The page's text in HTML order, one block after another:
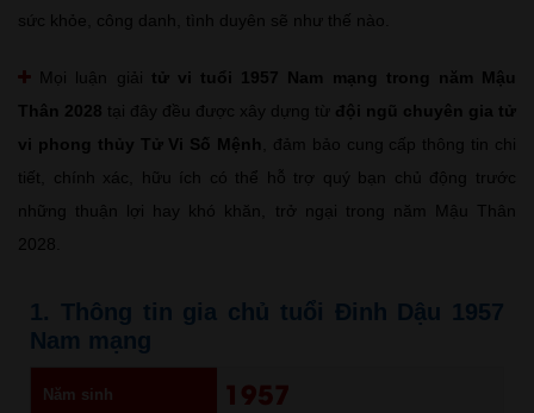
sức khỏe, công danh, tình duyên sẽ như thế nào.
Mọi luận giải tử vi tuổi 1957 Nam mạng trong năm Mậu
Thân 2028 tại đây đều được xây dựng từ đội ngũ chuyên gia tử
vi phong thủy Tử Vi Số Mệnh
, đảm bảo cung cấp thông tin chi
tiết, chính xác, hữu ích có thể hỗ trợ quý bạn chủ động trước
những thuận lợi hay khó khăn, trở ngại trong năm Mậu Thân
2028.
1. Thông tin gia chủ tuổi Đinh Dậu 1957
Nam mạng
Năm sinh 1957